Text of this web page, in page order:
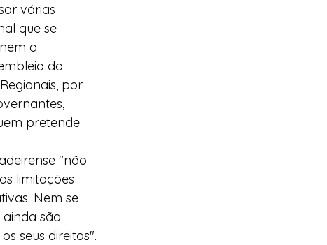
várias
que se
a
da
por
pretende
"não
limitações
Nem se
são
seus direitos".